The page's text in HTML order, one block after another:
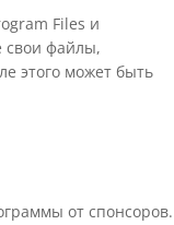
Files и
свои файлы,
этого может быть
от спонсоров.